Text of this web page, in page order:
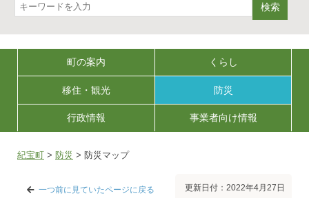
検索
町の案内 くらし
移住・観光 防災
行政情報 事業者向け情報
紀宝町 > 防災 > 防災マップ
一つ前に見ていたページに戻る 更新日付：2022年4月27日